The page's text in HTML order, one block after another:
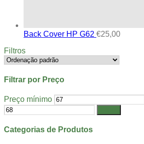
Back Cover HP G62 €25,00
Filtros
Filtrar por Preço
Preço mínimo
Categorias de Produtos